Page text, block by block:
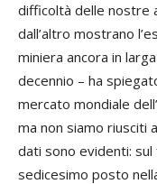
difficoltà delle nostre
dall’altro mostrano
miniera ancora in
decennio – ha
mercato mondiale
ma non siamo riusciti
dati sono evidenti:
sedicesimo posto